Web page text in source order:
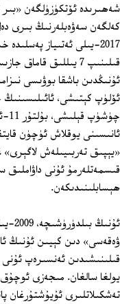
شەھىرىدە ئۆتكۈزۈلگەن «بىر
كەلگەن سەۋەبلەرنىڭ بىرى
2017-يىلى ئەتىياز
قىلىنىپ 7 يىللىق
ئۇنىڭدىن باشقا بوۋىسى
ئۆلۈپ كېتىشى، ئائىلىسىنىڭ
ئانىسىنى يوقلاش ئۈچۈن
«يېپىق تەربىيىلەش لاگېرى»
قىسمەتلەرمۇ ئۇنى داۋاملىق
ھېسابلىنىدىكەن.
ۋەقەسى» دىن كېيىن ئۇنىڭ
قىلىنىشىدىن ئەنسىرەپ ئۇنى
يولغا سالغان. مىجەزى
تەشكىلاتلىرى ئۇيۇشتۇرغان